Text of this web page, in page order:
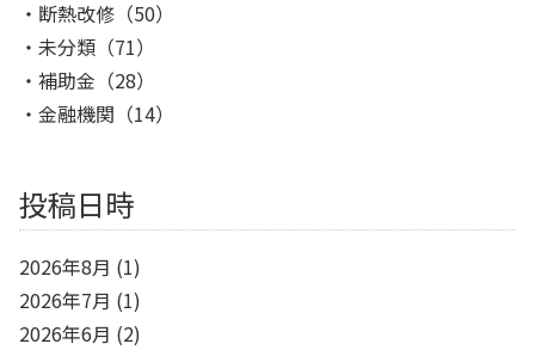
断熱改修 （50）
未分類 （71）
補助金 （28）
金融機関 （14）
投稿日時
2026年8月 (1)
2026年7月 (1)
2026年6月 (2)